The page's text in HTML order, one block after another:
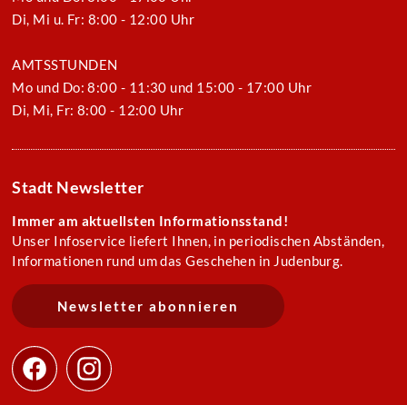
Di, Mi u. Fr: 8:00 - 12:00 Uhr
AMTSSTUNDEN
Mo und Do: 8:00 - 11:30 und 15:00 - 17:00 Uhr
Di, Mi, Fr: 8:00 - 12:00 Uhr
Stadt Newsletter
Immer am aktuellsten Informationsstand!
Unser Infoservice liefert Ihnen, in periodischen Abständen,
Informationen rund um das Geschehen in Judenburg.
Newsletter abonnieren